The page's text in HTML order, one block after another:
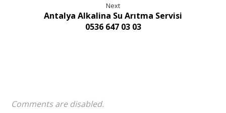
Next
Antalya Alkalina Su Arıtma Servisi
0536 647 03 03
Comments are disabled.